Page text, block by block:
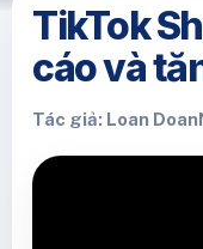
TikTok
cáo và
Tác giả: Loan Doan